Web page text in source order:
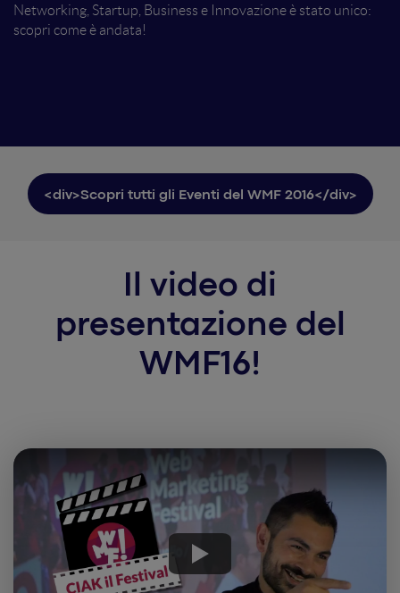
Networking, Startup, Business e Innovazione è stato unico:
scopri come è andata!
<div>Scopri tutti gli Eventi del WMF 2016</div>
Il video di
presentazione del
WMF16!